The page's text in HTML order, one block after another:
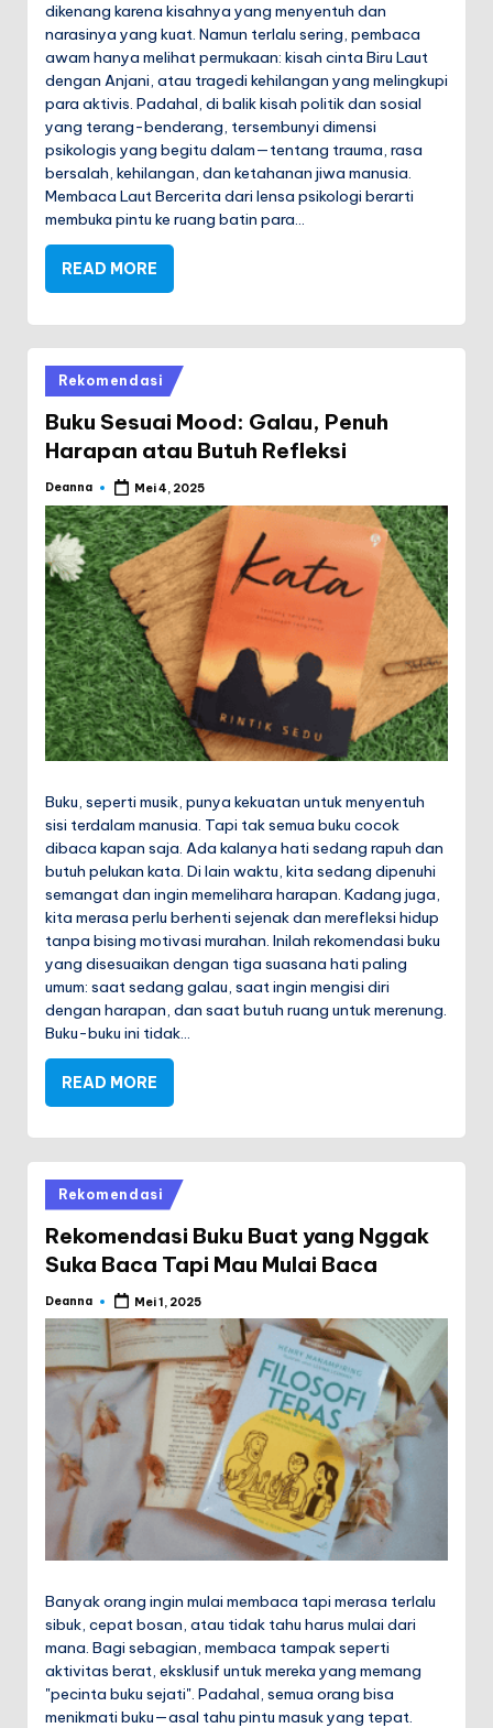
dikenang karena kisahnya yang menyentuh dan
narasinya yang kuat. Namun terlalu sering, pembaca
awam hanya melihat permukaan: kisah cinta Biru Laut
dengan Anjani, atau tragedi kehilangan yang melingkupi
para aktivis. Padahal, di balik kisah politik dan sosial
yang terang-benderang, tersembunyi dimensi
psikologis yang begitu dalam—tentang trauma, rasa
bersalah, kehilangan, dan ketahanan jiwa manusia.
Membaca Laut Bercerita dari lensa psikologi berarti
membuka pintu ke ruang batin para…
READ MORE
Posted
in
Rekomendasi
Buku Sesuai Mood: Galau, Penuh
Harapan atau Butuh Refleksi
Posted
by
Deanna Mei 4, 2025
Buku, seperti musik, punya kekuatan untuk menyentuh
sisi terdalam manusia. Tapi tak semua buku cocok
dibaca kapan saja. Ada kalanya hati sedang rapuh dan
butuh pelukan kata. Di lain waktu, kita sedang dipenuhi
semangat dan ingin memelihara harapan. Kadang juga,
kita merasa perlu berhenti sejenak dan merefleksi hidup
tanpa bising motivasi murahan. Inilah rekomendasi buku
yang disesuaikan dengan tiga suasana hati paling
umum: saat sedang galau, saat ingin mengisi diri
dengan harapan, dan saat butuh ruang untuk merenung.
Buku-buku ini tidak…
READ MORE
Posted
in
Rekomendasi
Rekomendasi Buku Buat yang Nggak
Suka Baca Tapi Mau Mulai Baca
Posted
by
Deanna Mei 1, 2025
Banyak orang ingin mulai membaca tapi merasa terlalu
sibuk, cepat bosan, atau tidak tahu harus mulai dari
mana. Bagi sebagian, membaca tampak seperti
aktivitas berat, eksklusif untuk mereka yang memang
"pecinta buku sejati". Padahal, semua orang bisa
menikmati buku—asal tahu pintu masuk yang tepat.